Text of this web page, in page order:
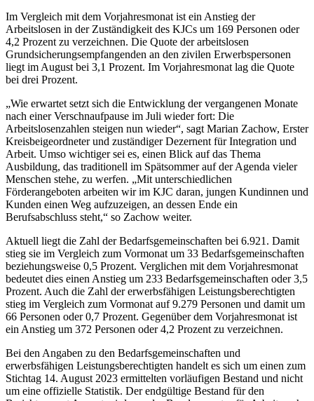
Im Vergleich mit dem Vorjahresmonat ist ein Anstieg der
Arbeitslosen in der Zuständigkeit des KJCs um 169 Personen oder
4,2 Prozent zu verzeichnen. Die Quote der arbeitslosen
Grundsicherungsempfangenden an den zivilen Erwerbspersonen
liegt im August bei 3,1 Prozent. Im Vorjahresmonat lag die Quote
bei drei Prozent.
„Wie erwartet setzt sich die Entwicklung der vergangenen Monate
nach einer Verschnaufpause im Juli wieder fort: Die
Arbeitslosenzahlen steigen nun wieder“, sagt Marian Zachow, Erster
Kreisbeigeordneter und zuständiger Dezernent für Integration und
Arbeit. Umso wichtiger sei es, einen Blick auf das Thema
Ausbildung, das traditionell im Spätsommer auf der Agenda vieler
Menschen stehe, zu werfen. „Mit unterschiedlichen
Förderangeboten arbeiten wir im KJC daran, jungen Kundinnen und
Kunden einen Weg aufzuzeigen, an dessen Ende ein
Berufsabschluss steht,“ so Zachow weiter.
Aktuell liegt die Zahl der Bedarfsgemeinschaften bei 6.921. Damit
stieg sie im Vergleich zum Vormonat um 33 Bedarfsgemeinschaften
beziehungsweise 0,5 Prozent. Verglichen mit dem Vorjahresmonat
bedeutet dies einen Anstieg um 233 Bedarfsgemeinschaften oder 3,5
Prozent. Auch die Zahl der erwerbsfähigen Leistungsberechtigten
stieg im Vergleich zum Vormonat auf 9.279 Personen und damit um
66 Personen oder 0,7 Prozent. Gegenüber dem Vorjahresmonat ist
ein Anstieg um 372 Personen oder 4,2 Prozent zu verzeichnen.
Bei den Angaben zu den Bedarfsgemeinschaften und
erwerbsfähigen Leistungsberechtigten handelt es sich um einen zum
Stichtag 14. August 2023 ermittelten vorläufigen Bestand und nicht
um eine offizielle Statistik. Der endgültige Bestand für den